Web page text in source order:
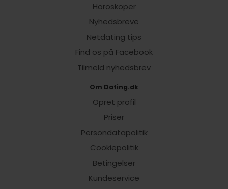
Horoskoper
Nyhedsbreve
Netdating tips
Find os på Facebook
Tilmeld nyhedsbrev
Om Dating.dk
Opret profil
Priser
Persondatapolitik
Cookiepolitik
Betingelser
Kundeservice